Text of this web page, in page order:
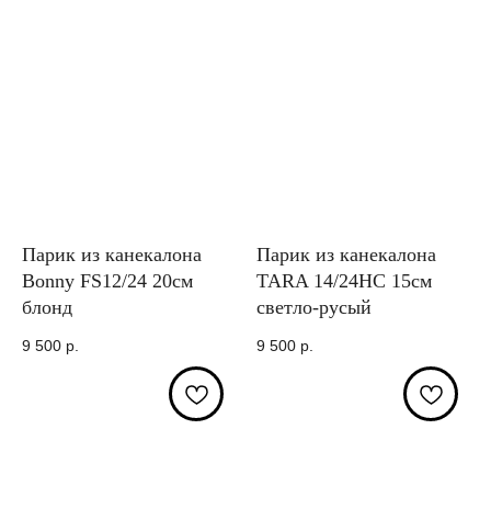
Парик из канекалона
Bonny FS12/24 20см
блонд
9 500 р.
Парик из канекалона
TARA 14/24HC 15см
светло-русый
9 500 р.